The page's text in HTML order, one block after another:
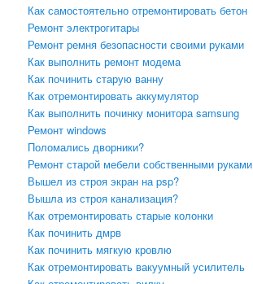
Как самостоятельно отремонтировать бетон
Ремонт электрогитары
Ремонт ремня безопасности своими руками
Как выполнить ремонт модема
Как починить старую ванну
Как отремонтировать аккумулятор
Как выполнить починку монитора samsung
Ремонт windows
Поломались дворники?
Ремонт старой мебели собственными руками
Вышел из строя экран на psp?
Вышла из строя канализация?
Как отремонтировать старые колонки
Как починить дмрв
Как починить мягкую кровлю
Как отремонтировать вакуумный усилитель